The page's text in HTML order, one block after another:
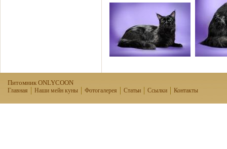
Питомник ONLYCOON
Главная Наши мейн куны Фотогалерея Статьи Ссылки Контакты